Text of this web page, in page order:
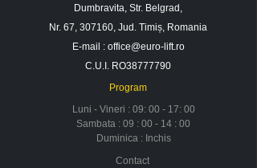
Dumbravita, Str. Belgrad,
Nr. 67, 307160, Jud. Timiș, Romania
E-mail : office@euro-lift.ro
C.U.I. RO38777790
Program
Luni - Vineri : 09: 00 - 17: 00
Sambata : 09 : 00 - 14 : 00
Duminica : Inchis
Contact